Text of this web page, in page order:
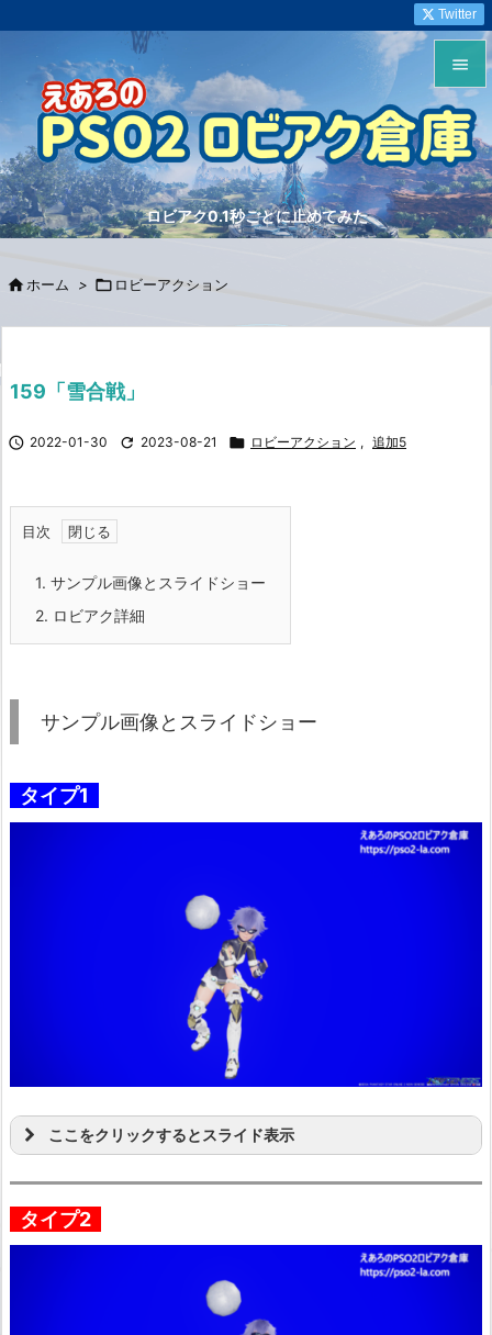
ロビアク0.1秒ごとに止めてみた


メニュ

サイド


Twitter
 ホーム >  ロビーアクション
159「雪合戦」
 2022-01-30  2023-08-21  ロビーアクション , 追加5
目次
1. サンプル画像とスライドショー
2. ロビアク詳細
サンプル画像とスライドショー
タイプ1
ここをクリックするとスライド表示
タイプ2